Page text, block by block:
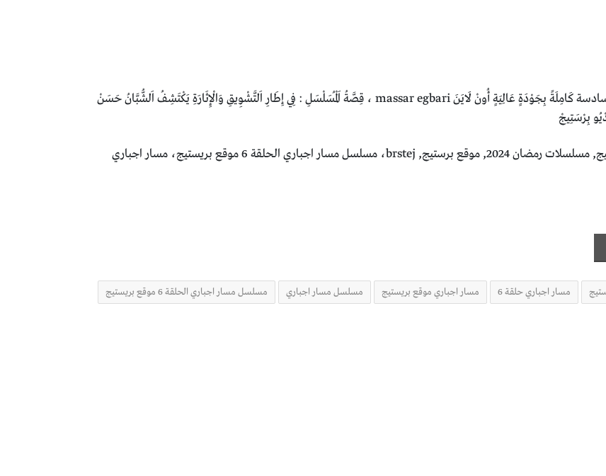
مُسَلْسَلُ اَلدِّرَامَا وَالتَّشْوِيقِ اَلْمِصْرِيِّ مَسَارٌ إِجْبَارِيٌّ اَلْحَلْقَةِ 6 السادسة كَامِلَةً بِجَوْدَةٍ عَالِيَةٍ أُونْ لَايَنَ massar egbari ، قِصَّةُ اَلْمُسَلْسَلِ : فِي إِطَارِ اَلتَّشْوِيقِ وَالْإِثَارَةِ يَكْتَشِفُ اَلشُّبَّانُ حَسَنْ
بِرْسَتِيجْ
احمد داش, عصام عمر, مسلسل مسار اجباري, فيديو برستيج, مسلسلات رمضان 2024, موقع برستيج, brstej، مسلسل مسار اجباري الحلقة 6 موقع بريستيج، مسار اجباري
مسار اجباري حلقة 6 مسار اجباري موقع بريستيج مسلسل مسار اجباري مسلسل مسار اجباري الحلقة 6 موقع بريستيج